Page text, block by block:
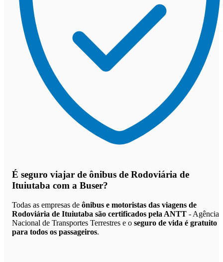
É seguro viajar de ônibus de Rodoviária de
Ituiutaba com a Buser?
Todas as empresas de ônibus e motoristas das viagens de
Rodoviária de Ituiutaba são certificados pela ANTT - Agência
Nacional de Transportes Terrestres e o seguro de vida é gratuito
para todos os passageiros.